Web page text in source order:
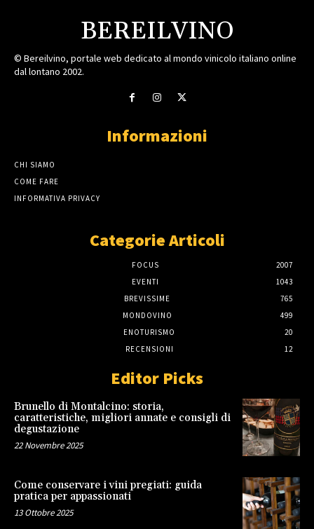
BEREILVINO
© Bereilvino, portale web dedicato al mondo vinicolo italiano online
dal lontano 2002.
Informazioni
CHI SIAMO
COME FARE
INFORMATIVA PRIVACY
Categorie Articoli
FOCUS
2007
EVENTI
1043
BREVISSIME
765
MONDOVINO
499
ENOTURISMO
20
RECENSIONI
12
Editor Picks
Brunello di Montalcino: storia,
caratteristiche, migliori annate e consigli di
degustazione
22 Novembre 2025
Come conservare i vini pregiati: guida
pratica per appassionati
13 Ottobre 2025